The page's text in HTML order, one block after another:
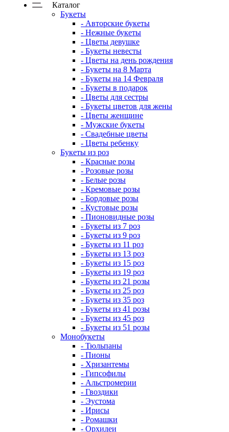
Каталог
Букеты
- Авторские букеты
- Нежные букеты
- Цветы девушке
- Букеты невесты
- Цветы на день рождения
- Букеты на 8 Марта
- Букеты на 14 Февраля
- Букеты в подарок
- Цветы для сестры
- Букеты цветов для жены
- Цветы женщине
- Мужские букеты
- Свадебные цветы
- Цветы ребенку
Букеты из роз
- Красные розы
- Розовые розы
- Белые розы
- Кремовые розы
- Бордовые розы
- Кустовые розы
- Пионовидные розы
- Букеты из 7 роз
- Букеты из 9 роз
- Букеты из 11 роз
- Букеты из 13 роз
- Букеты из 15 роз
- Букеты из 19 роз
- Букеты из 21 розы
- Букеты из 25 роз
- Букеты из 35 роз
- Букеты из 41 розы
- Букеты из 45 роз
- Букеты из 51 розы
Монобукеты
- Тюльпаны
- Пионы
- Хризантемы
- Гипсофилы
- Альстромерии
- Гвоздики
- Эустома
- Ирисы
- Ромашки
- Орхидеи